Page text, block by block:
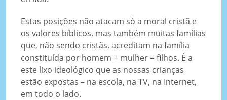
Estas posições não atacam só a moral cristã e
os valores bíblicos, mas também muitas famílias
que, não sendo cristãs, acreditam na família
constituída por homem + mulher = filhos. É a
este lixo ideológico que as nossas crianças
estão expostas – na escola, na TV, na Internet,
em todo o lado.